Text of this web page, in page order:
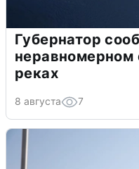
Губернатор
неравномерном
реках
8 августа 7